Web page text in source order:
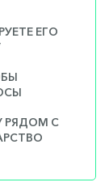
ЕГО
РЯДОМ С